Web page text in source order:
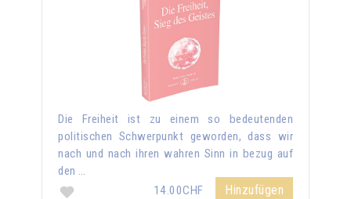
Die Freiheit ist zu einem so bedeutenden
politischen Schwerpunkt geworden, dass wir
nach und nach ihren wahren Sinn in bezug auf
den …
14.00CHF
Hinzufügen